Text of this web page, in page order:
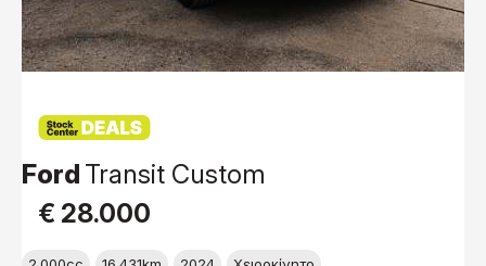
DEALS
Ford Transit Custom
€ 28.000